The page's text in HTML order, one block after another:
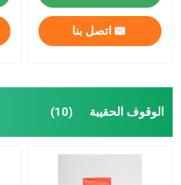
اتصل بنا
الوقوف الحقيبة (10)